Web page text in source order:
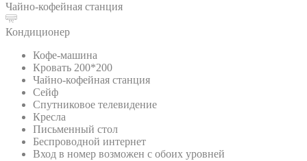
Чайно-кофейная станция
Кондиционер
Кофе-машина
Кровать 200*200
Чайно-кофейная станция
Сейф
Спутниковое телевидение
Кресла
Письменный стол
Беспроводной интернет
Вход в номер возможен с обоих уровней